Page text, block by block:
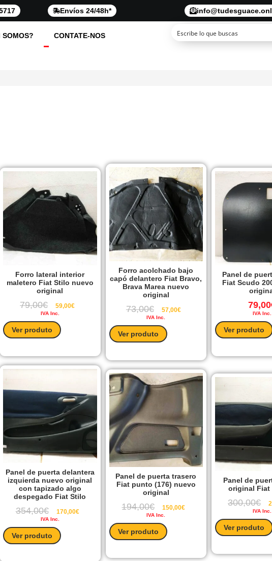
Envíos 24/48h*
SOMOS? CONTATE-NOS
Forro lateral interior
maletero Fiat Stilo nuevo
original
79,00€ 59,00€
IVA Inc.
Ver produto
Forro acolchado bajo
capó delantero Fiat Bravo,
Brava Marea nuevo
original
73,00€ 57,00€
IVA Inc.
Ver produto
Panel de
Fiat Scudo
79,00
IVA Inc.
Ver produto
Panel de puerta delantera
izquierda nuevo original
con tapizado algo
despegado Fiat Stilo
354,00€ 170,00€
IVA Inc.
Ver produto
Panel de puerta trasero
Fiat punto (176) nuevo
original
194,00€ 150,00€
IVA Inc.
Ver produto
Panel de
original Fiat
300,00€
IVA Inc.
Ver produto